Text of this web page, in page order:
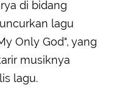
di bidang
lagu
Only God", yang
musiknya
lagu.